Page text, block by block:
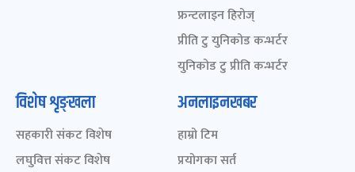
फ्रन्टलाइन हिरोज्
प्रीति टु युनिकोड कन्भर्टर
युनिकोड टु प्रीति कन्भर्टर
विशेष शृङ्खला
सहकारी संकट विशेष
लघुवित्त संकट विशेष
अनलाइनखबर
हाम्रो टिम
प्रयोगका सर्त